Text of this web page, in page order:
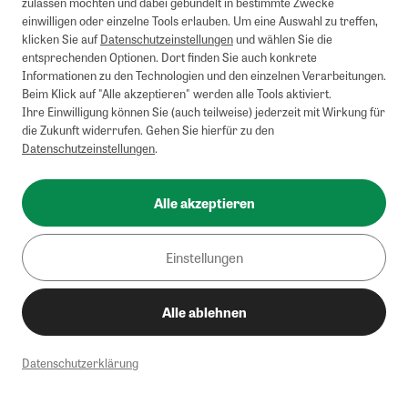
einwilligen oder einzelne Tools erlauben. Um eine Auswahl zu treffen,
klicken Sie aufDatenschutzeinstellungenund wählen Sie die
entsprechenden Optionen. Dort finden Sie auch konkrete
Informationen zu den Technologien und den einzelnen Verarbeitungen.
Beim Klick auf "Alle akzeptieren" werden alle Tools aktiviert.
Ihre Einwilligung können Sie (auch teilweise) jederzeit mit Wirkung für
die Zukunft widerrufen. Gehen Sie hierfür zu den
Datenschutzeinstellungen.
Alle akzeptieren
Einstellungen
Alle ablehnen
Datenschutzerklärung